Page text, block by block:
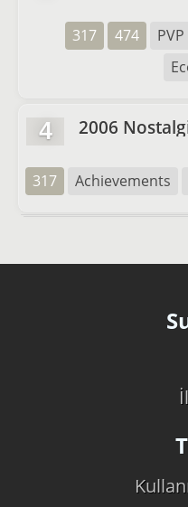
317 474 PVP
4 2006
317 Achievements